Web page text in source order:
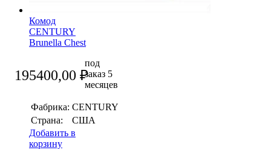
Комод
CENTURY
Brunella Chest
195400,00₽
под
заказ 5
месяцев
Фабрика: CENTURY
Страна:
США
Добавить в
корзину